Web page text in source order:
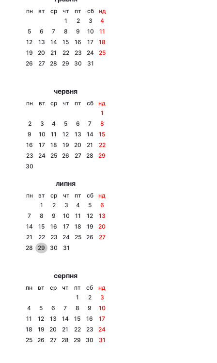
Економіка
Спорт
Техно і зв'язок
Цікавинки
Екологія
Лонгріди
Інтерв'ю
Архів
Контакти
пн вт ср чт пт сб
нд
1
2 3
4
5
6 7 8 9 10
11
12
13 14 15 16 17
18
19
20 21 22 23 24
25
26
27 28 29 30 31
червня
пн вт ср чт пт сб
нд
1
2
3 4 5 6 7
8
9
10 11 12 13 14
15
16
17 18 19 20 21
22
23
24 25 26 27 28
29
30
липня
пн вт ср чт пт сб
нд
1
2 3 4 5
6
7
8 9 10 11 12
13
14
15 16 17 18 19
20
21
22 23 24 25 26
27
28
29 30 31
серпня
пн вт ср чт пт сб
нд
1
2
3
4
5 6 7 8 9
10
11
12 13 14 15 16
17
18
19 20 21 22 23
24
25
26 27 28 29 30 31